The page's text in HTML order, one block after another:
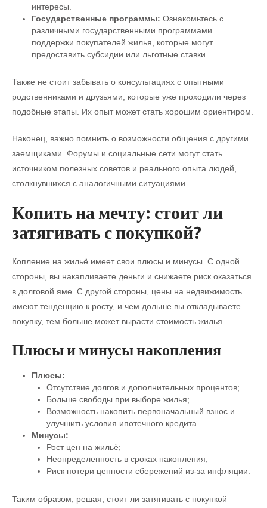
интересы.
Государственные программы: Ознакомьтесь с
различными государственными программами
поддержки покупателей жилья, которые могут
предоставить субсидии или льготные ставки.
Также не стоит забывать о консультациях с опытными
родственниками и друзьями, которые уже проходили через
подобные этапы. Их опыт может стать хорошим ориентиром.
Наконец, важно помнить о возможности общения с другими
заемщиками. Форумы и социальные сети могут стать
источником полезных советов и реального опыта людей,
столкнувшихся с аналогичными ситуациями.
Копить на мечту: стоит ли
затягивать с покупкой?
Копление на жильё имеет свои плюсы и минусы. С одной
стороны, вы накапливаете деньги и снижаете риск оказаться
в долговой яме. С другой стороны, цены на недвижимость
имеют тенденцию к росту, и чем дольше вы откладываете
покупку, тем больше может вырасти стоимость жилья.
Плюсы и минусы накопления
Плюсы:
Отсутствие долгов и дополнительных процентов;
Больше свободы при выборе жилья;
Возможность накопить первоначальный взнос и
улучшить условия ипотечного кредита.
Минусы:
Рост цен на жильё;
Неопределенность в сроках накопления;
Риск потери ценности сбережений из-за инфляции.
Таким образом, решая, стоит ли затягивать с покупкой